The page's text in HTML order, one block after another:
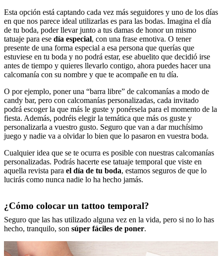
Esta opción está captando cada vez más seguidores y uno de los días
en que nos parece ideal utilizarlas es para las bodas. Imagina el día
de tu boda, poder llevar junto a tus damas de honor un mismo
tatuaje para ese día especial, con una frase emotiva. O tener
presente de una forma especial a esa persona que querías que
estuviese en tu boda y no podrá estar, ese abuelito que decidió irse
antes de tiempo y quieres llevarlo contigo, ahora puedes hacer una
calcomanía con su nombre y que te acompañe en tu día.
O por ejemplo, poner una “barra libre” de calcomanías a modo de
candy bar, pero con calcomanías personalizadas, cada invitado
podrá escoger la que más le guste y ponérsela para el momento de la
fiesta. Además, podréis elegir la temática que más os guste y
personalizarla a vuestro gusto. Seguro que van a dar muchísimo
juego y nadie va a olvidar lo bien que lo pasaron en vuestra boda.
Cualquier idea que se te ocurra es posible con nuestras calcomanías
personalizadas. Podrás hacerte ese tatuaje temporal que viste en
aquella revista para el día de tu boda, estamos seguros de que lo
lucirás como nunca nadie lo ha hecho jamás.
¿Cómo colocar un tattoo temporal?
Seguro que las has utilizado alguna vez en la vida, pero si no lo has
hecho, tranquilo, son súper fáciles de poner.